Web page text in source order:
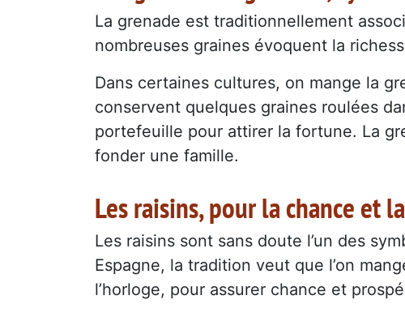
La grenade est traditionnellement
nombreuses graines évoquent la
Dans certaines cultures, on mange la
conservent quelques graines roulées
portefeuille pour attirer la fortune. La
fonder une famille.
Les raisins, pour la chance et
Les raisins sont sans doute l’un des
Espagne, la tradition veut que l’on
l’horloge, pour assurer chance et